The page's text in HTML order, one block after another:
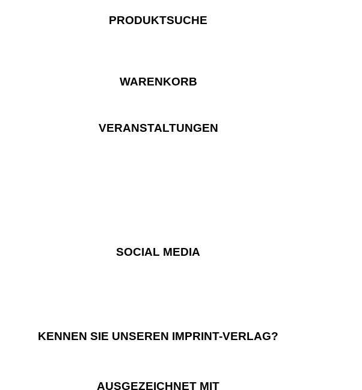
PRODUKTSUCHE
WARENKORB
VERANSTALTUNGEN
SOCIAL MEDIA
KENNEN SIE UNSEREN IMPRINT-VERLAG?
AUSGEZEICHNET MIT